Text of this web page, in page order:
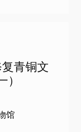
青铜文
馆